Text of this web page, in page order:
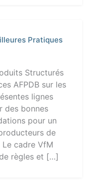
Pratiques
Structurés
AFPDB sur les
lignes
des bonnes
pour un
de
cadre VfM
règles et […]